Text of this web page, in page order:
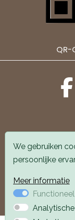
QR-
Alle locaties
openbaar
We gebruiken
persoonlijke
Meer informatie
Functioneel